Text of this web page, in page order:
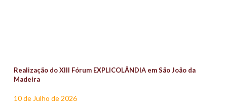
Realização do XIII Fórum EXPLICOLÂNDIA em São João da
Madeira
10 de Julho de 2026